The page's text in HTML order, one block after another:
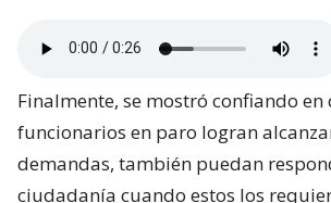
Finalmente, se mostró confiando en
funcionarios en paro logran
demandas, también puedan
ciudadanía cuando estos los